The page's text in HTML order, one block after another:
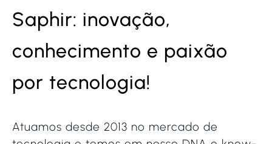
Saphir: inovação,
conhecimento e paixão
por tecnologia!
Atuamos desde 2013 no mercado de